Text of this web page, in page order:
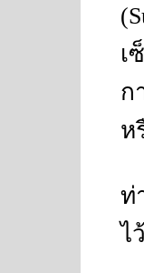
เ
ก
ห
ท่
ไ